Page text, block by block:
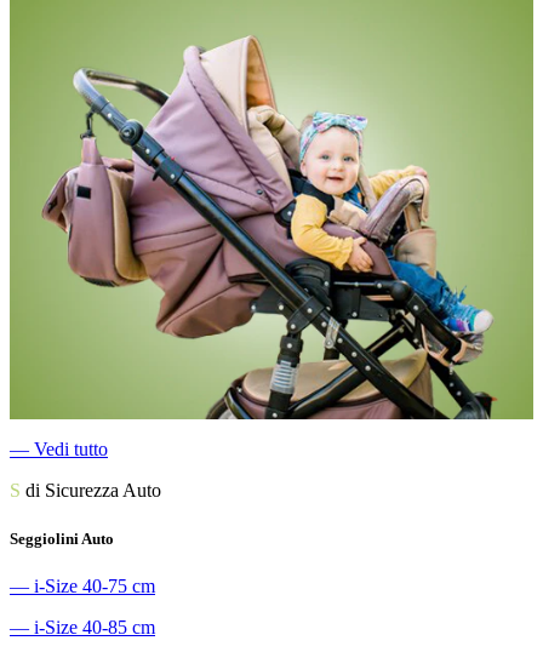
― Vedi tutto
S di Sicurezza Auto
Seggiolini Auto
― i-Size 40-75 cm
― i-Size 40-85 cm